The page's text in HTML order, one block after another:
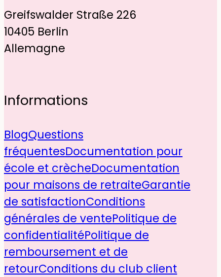
Greifswalder Straße 226
10405 Berlin
Allemagne
Informations
BlogQuestions
fréquentesDocumentation pour
école et crècheDocumentation
pour maisons de retraiteGarantie
de satisfactionConditions
générales de ventePolitique de
confidentialitéPolitique de
remboursement et de
retourConditions du club client